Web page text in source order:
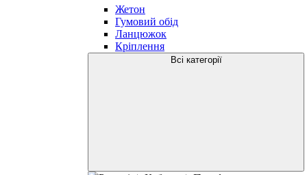
Жетон
Гумовий обід
Ланцюжок
Кріплення
Всі категорії